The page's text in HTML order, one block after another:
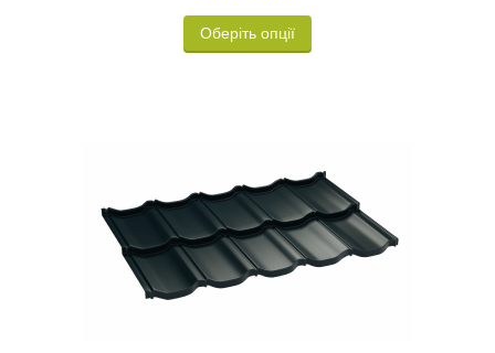
Оберіть опції